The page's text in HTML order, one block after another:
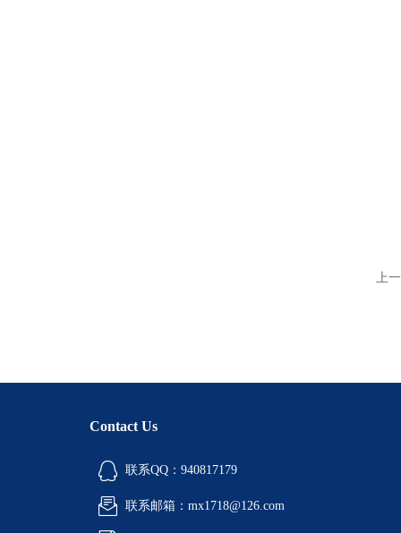
上
Contact Us
联系QQ：940817179
联系邮箱：mx1718@126.com